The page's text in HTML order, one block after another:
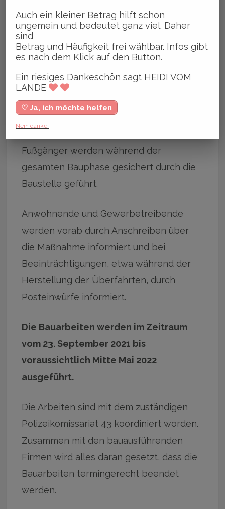
Einschränkungen durch Aufwertung der
Serrahnstraße.
müssen sich ab dem 23.08.2021 in der
Serrahnstraße zwischen CCB und Alte
Holstenstraße auf
Fußgänger werden während der
gesamten Bauphase gesichert durch die
Baustelle geführt.
Anwohnende und Gewerbetreibende
werden vorab durch Anschreiben über
die Maßnahme informiert und bei
Beeinträchtigungen, etwa während der
Herstellung der Überfahrten, durch
Posteinwürfe informiert.
Die Bauarbeiten werden im Zeitraum
vom 23. September 2021 bis
voraussichtlich Mitte Mai 2022
ausgeführt.
Die Arbeiten sind mit dem zuständigen
Polizeikomissariat 43 koordiniert worden.
Zusammen mit den bauausführenden
Firmen wird alles daran gesetzt, dass die
Bauarbeiten termingerecht beendet
werden.
Auch ein kleiner Betrag hilft schon
ungemein und bedeutet ganz viel. Daher
sind
Betrag und Häufigkeit frei wählbar. Infos gibt
es nach dem Klick auf den Button.
Ein riesiges Dankeschön sagt HEIDI VOM
LANDE
♡ Ja, ich möchte helfen
Nein danke.